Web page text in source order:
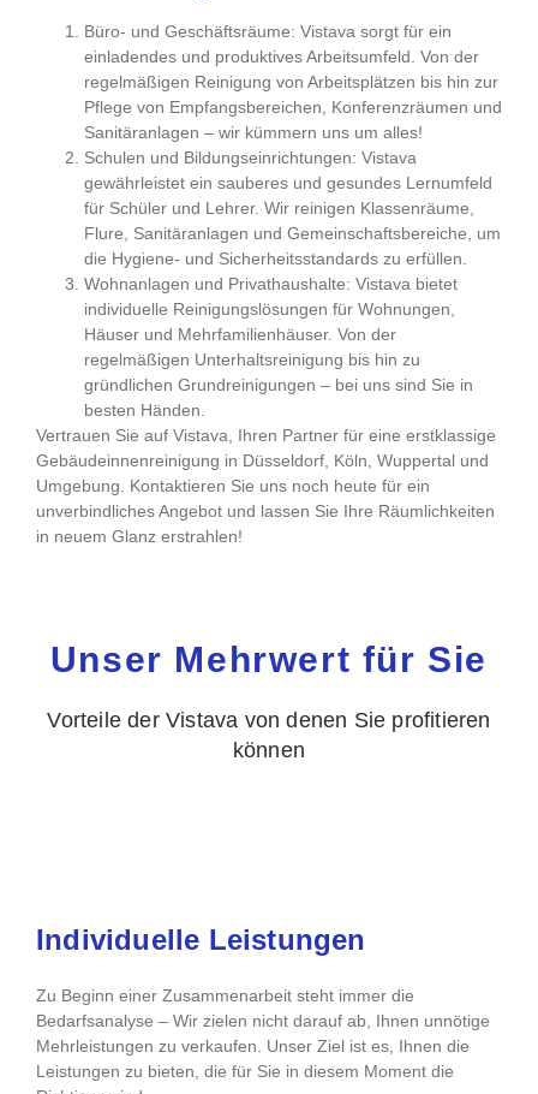
Büro- und Geschäftsräume: Vistava sorgt für ein
einladendes und produktives Arbeitsumfeld. Von der
regelmäßigen Reinigung von Arbeitsplätzen bis hin zur
Pflege von Empfangsbereichen, Konferenzräumen und
Sanitäranlagen – wir kümmern uns um alles!
Schulen und Bildungseinrichtungen: Vistava
gewährleistet ein sauberes und gesundes Lernumfeld
für Schüler und Lehrer. Wir reinigen Klassenräume,
Flure, Sanitäranlagen und Gemeinschaftsbereiche, um
die Hygiene- und Sicherheitsstandards zu erfüllen.
Wohnanlagen und Privathaushalte: Vistava bietet
individuelle Reinigungslösungen für Wohnungen,
Häuser und Mehrfamilienhäuser. Von der
regelmäßigen Unterhaltsreinigung bis hin zu
gründlichen Grundreinigungen – bei uns sind Sie in
besten Händen.
Vertrauen Sie auf Vistava, Ihren Partner für eine erstklassige
Gebäudeinnenreinigung in Düsseldorf, Köln, Wuppertal und
Umgebung . Kontaktieren Sie uns noch heute für ein
unverbindliches Angebot und lassen Sie Ihre Räumlichkeiten
in neuem Glanz erstrahlen!
Unser Mehrwert für Sie
Vorteile der Vistava von denen Sie profitieren
können
Individuelle Leistungen
Zu Beginn einer Zusammenarbeit steht immer die
Bedarfsanalyse – Wir zielen nicht darauf ab, Ihnen unnötige
Mehrleistungen zu verkaufen. Unser Ziel ist es, Ihnen die
Leistungen zu bieten, die für Sie in diesem Moment die